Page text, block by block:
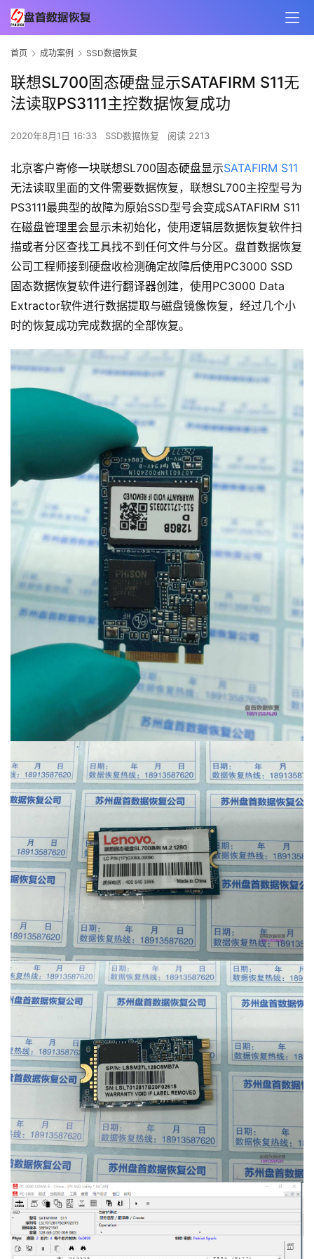
首页 成功案例 SSD数据恢复
联想SL700固态硬盘显示SATAFIRM S11无
法读取PS3111主控数据恢复成功
2020年8月1日 16:33 SSD数据恢复 阅读 2213
北京客户寄修一块联想SL700固态硬盘显示SATAFIRM S11
无法读取里面的文件需要数据恢复，联想SL700主控型号为
PS3111最典型的故障为原始SSD型号会变成SATAFIRM S11
在磁盘管理里会显示未初始化，使用逻辑层数据恢复软件扫
描或者分区查找工具找不到任何文件与分区。盘首数据恢复
公司工程师接到硬盘收检测确定故障后使用PC3000 SSD
固态数据恢复软件进行翻译器创建，使用PC3000 Data
Extractor软件进行数据提取与磁盘镜像恢复，经过几个小
时的恢复成功完成数据的全部恢复。